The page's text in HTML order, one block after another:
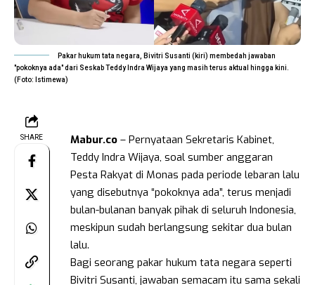
Pakar hukum tata negara, Bivitri Susanti (kiri) membedah jawaban
"pokoknya ada" dari Seskab Teddy Indra Wijaya yang masih terus aktual hingga kini.
(Foto: Istimewa)
SHARE Mabur.co – Pernyataan Sekretaris Kabinet,
Teddy Indra Wijaya, soal sumber anggaran
Pesta Rakyat di Monas pada periode lebaran lalu
yang disebutnya “pokoknya ada”, terus menjadi
bulan-bulanan banyak pihak di seluruh Indonesia,
meskipun sudah berlangsung sekitar dua bulan
lalu.
Bagi seorang pakar hukum tata negara seperti
Bivitri Susanti, jawaban semacam itu sama sekali